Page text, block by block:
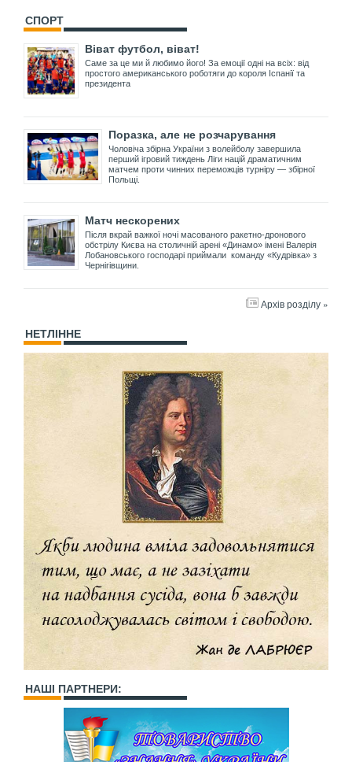
СПОРТ
Віват футбол, віват!
Саме за це ми й любимо його! За емоції одні на всіх: від
простого американського роботяги до короля Іспанії та
президента
Поразка, але не розчарування
Чоловіча збірна України з волейболу завершила
перший ігровий тиждень Ліги націй драматичним
матчем проти чинних переможців турніру — збірної
Польщі.
Матч нескорених
Після вкрай важкої ночі масованого ракетно-дронового
обстрілу Києва на столичній арені «Динамо» імені Валерія
Лобановського господарі приймали команду «Кудрівка» з
Чернігівщини.
Архів розділу »
НЕТЛІННЕ
НАШІ ПАРТНЕРИ: